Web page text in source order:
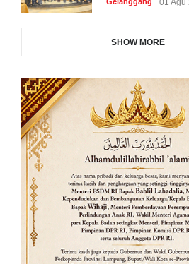
SHOW MORE